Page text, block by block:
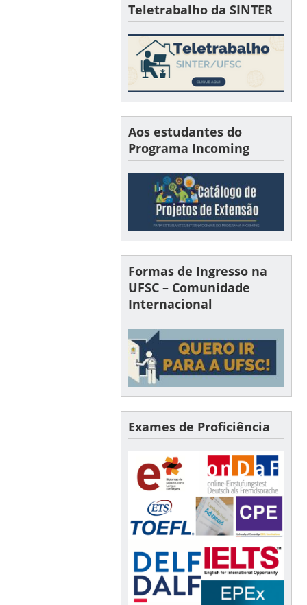
Teletrabalho da SINTER
Aos estudantes do
Programa Incoming
Formas de Ingresso na
UFSC – Comunidade
Internacional
Exames de Proficiência